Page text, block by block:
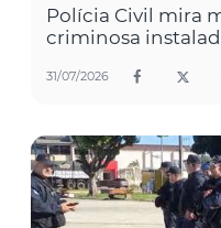
Polícia Civil mira
criminosa
31/07/2026